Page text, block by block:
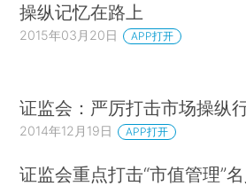
操纵记忆在路上
2015年03月20日 APP打开
证监会：严厉打击市场操纵
2014年12月19日 APP打开
证监会重点打击“市值管理”